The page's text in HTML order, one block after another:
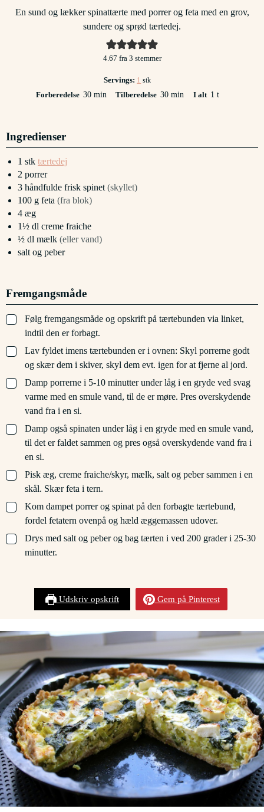
En sund og lækker spinattærte med porrer og feta med en grov,
sundere og sprød tærtedej.
4.67 fra 3 stemmer
Servings: 1 stk
Forberedelse 30minutter
min Tilberedelse 30minutter
min I alt 1 time
t
Ingredienser
1 stk tærtedej
2 porrer
3 håndfulde frisk spinet (skyllet)
100 g feta (fra blok)
4 æg
1½ dl creme fraiche
½ dl mælk (eller vand)
salt og peber
Fremgangsmåde
▢
Følg fremgangsmåde og opskrift på tærtebunden via linket,
indtil den er forbagt.
▢
Lav fyldet imens tærtebunden er i ovnen: Skyl porrerne godt
og skær dem i skiver, skyl dem evt. igen for at fjerne al jord.
▢
Damp porrerne i 5-10 minutter under låg i en gryde ved svag
varme med en smule vand, til de er møre. Pres overskydende
vand fra i en si.
▢
Damp også spinaten under låg i en gryde med en smule vand,
til det er faldet sammen og pres også overskydende vand fra i
en si.
▢
Pisk æg, creme fraiche/skyr, mælk, salt og peber sammen i en
skål. Skær feta i tern.
▢
Kom dampet porrer og spinat på den forbagte tærtebund,
fordel fetatern ovenpå og hæld æggemassen udover.
▢
Drys med salt og peber og bag tærten i ved 200 grader i 25-30
minutter.
Udskriv opskrift Gem på Pinterest